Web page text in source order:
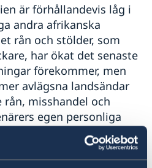
under 18 år
för barn under 18 år
i Etiopien
säkerhet
är förhållandevis låg i
andra afrikanska
rån och stölder, som
har ökat det senaste
förekommer, men
avlägsna landsändar
misshandel och
egen personliga
följande:
och använd sunt